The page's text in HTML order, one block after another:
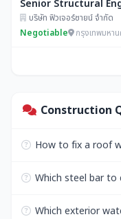
Senior Structural
บริษัท ฟิวเจอร์ซายน์ จำกัด
Negotiable
กรุงเทพมหา
Construction
How to fix a roof
Which steel bar to
Which exterior